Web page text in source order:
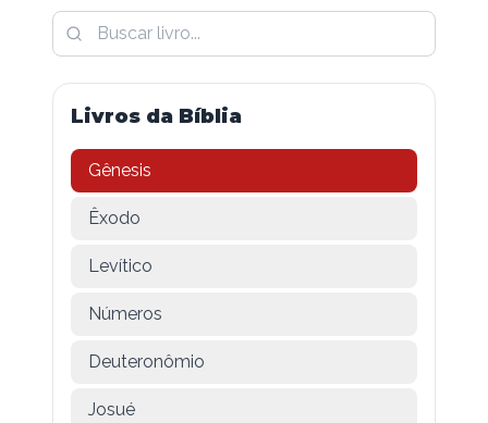
Livros da Bíblia
Gênesis
Êxodo
Levítico
Números
Deuteronômio
Josué